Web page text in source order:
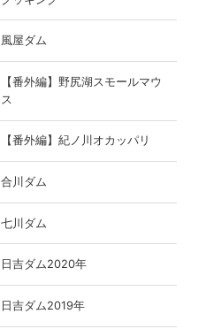
風屋ダム
【番外編】野尻湖スモールマウ
ス
【番外編】紀ノ川オカッパリ
合川ダム
七川ダム
日吉ダム2020年
日吉ダム2019年